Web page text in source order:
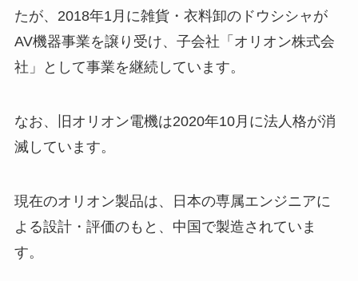
たが、2018年1月に雑貨・衣料卸のドウシシャが
AV機器事業を譲り受け、子会社「オリオン株式会
社」として事業を継続しています。
なお、旧オリオン電機は2020年10月に法人格が消
滅しています。
現在のオリオン製品は、日本の専属エンジニアに
よる設計・評価のもと、中国で製造されていま
す。